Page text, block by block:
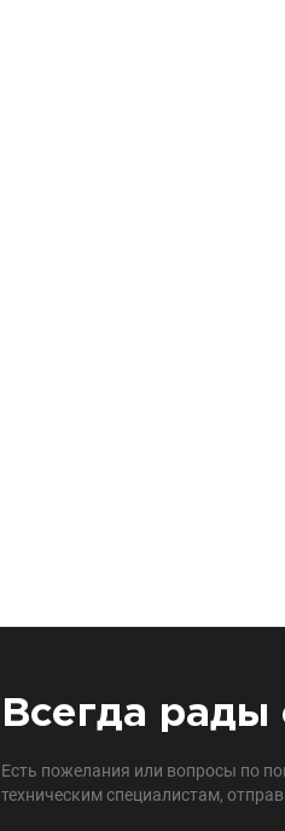
Всегда рады
Есть пожелания или вопросы по
техническим специалистам,